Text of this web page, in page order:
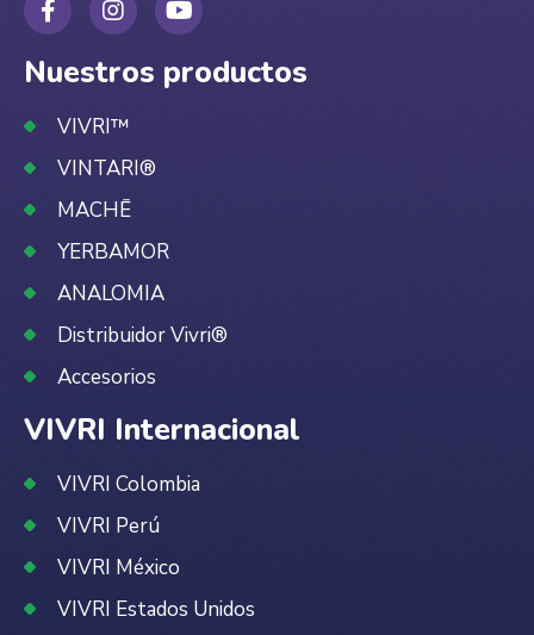
Nuestros productos
VIVRI™
VINTARI®
MACHĒ
YERBAMOR
ANALOMIA
Distribuidor Vivri®
Accesorios
VIVRI Internacional
VIVRI Colombia
VIVRI Perú
VIVRI México
VIVRI Estados Unidos